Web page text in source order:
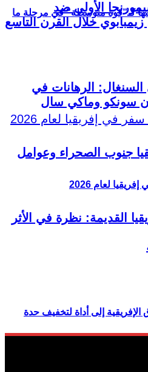
كـ”قوة متوسطة” في مرحلة ما
إلى أداة لتخفيف حدة
الأولى ضد
زيمبابوي خلال القرن التاسع
السنغال: الرهانات في
سونكو وماكي سال
جنوب الصحراء وعوامل
القديمة: نظرة في الأثر